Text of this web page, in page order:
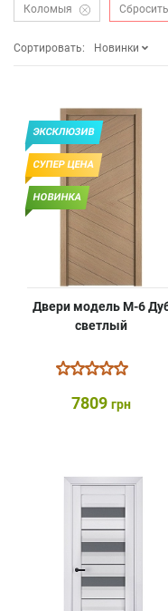
Коломыя Сбросить
Сортировать: Новинки
ЭКСКЛЮЗИВ
СУПЕР ЦЕНА
НОВИНКА
Двери модель М-6
светлый
7809 грн